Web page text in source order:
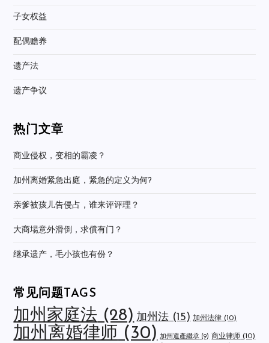
子女权益
配偶赡养
遗产法
遗产争议
热门文章
商业侵权，变相的霸凌？
加州离婚紧急出庭，紧急的定义为何?
亲爹被孩儿告侵占，谁来评评理？
大商場意外滑倒，求償有门？
继承遗产，毛小孩也有份？
常见问题TAGS
加州家庭法 (28) 加州法 (15) 加州法律 (10)
加州离婚律师 (30) 加州遺產繼承 (9) 商业律师 (10)